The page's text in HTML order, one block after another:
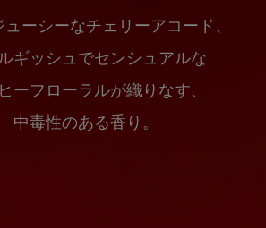
ーシーなチェリーアコード、​
ギッシュでセンシュアルな
ーフローラルが​織りなす、
中毒性のある香り。